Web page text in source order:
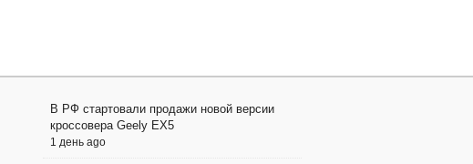
В РФ стартовали продажи новой версии
кроссовера Geely EX5
1 день ago